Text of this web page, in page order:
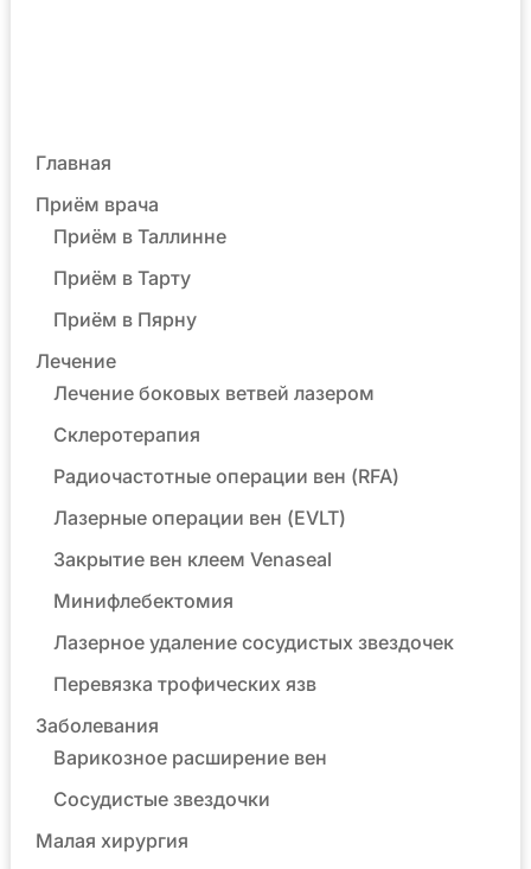
Главная
Приём врача
Приём в Таллинне
Приём в Тарту
Приём в Пярну
Лечение
Лечение боковых ветвей лазером
Склеротерапия
Радиочастотные операции вен (RFA)
Лазерные операции вен (EVLT)
Закрытие вен клеем Venaseal
Минифлебектомия
Лазерное удаление сосудистых звездочек
Перевязка трофических язв
Заболевания
Варикозное расширение вен
Сосудистые звездочки
Малая хирургия